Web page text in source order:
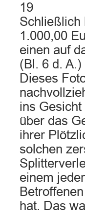
19
Schließlich
1.000,00
einen auf
(Bl. 6 d.
Dieses
ins
über das
ihrer
solchen
einem
hat. Das